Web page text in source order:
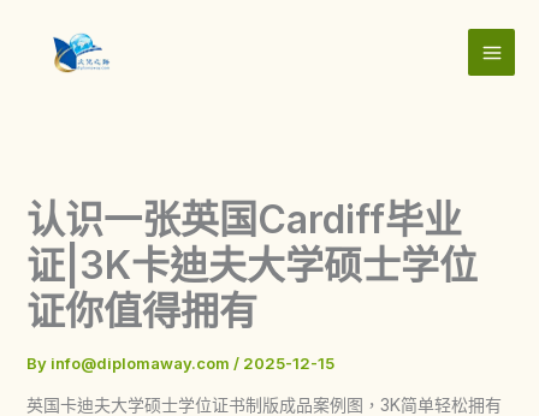
content
认识一张英国Cardiff毕业
证|3K卡迪夫大学硕士学位
证你值得拥有
By info@diplomaway.com / 2025-12-15
英国卡迪夫大学硕士学位证书制版成品案例图，3K简单轻松拥有